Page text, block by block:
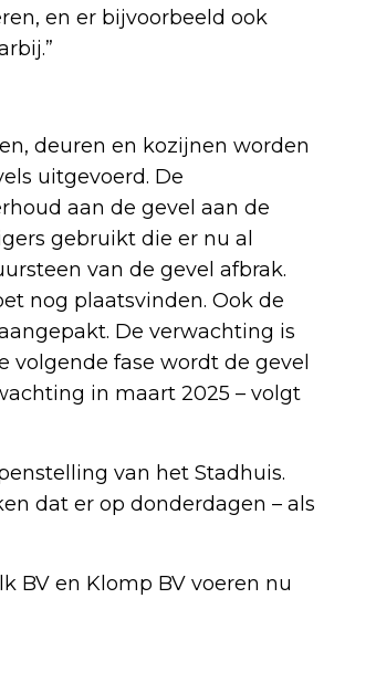
en er bijvoorbeeld ook
deuren en kozijnen worden
uitgevoerd. De
aan de gevel aan de
gebruikt die er nu al
van de gevel afbrak.
nog plaatsvinden. Ook de
De verwachting is
fase wordt de gevel
in maart 2025 – volgt
van het Stadhuis.
dat er op donderdagen – als
BV en Klomp BV voeren nu